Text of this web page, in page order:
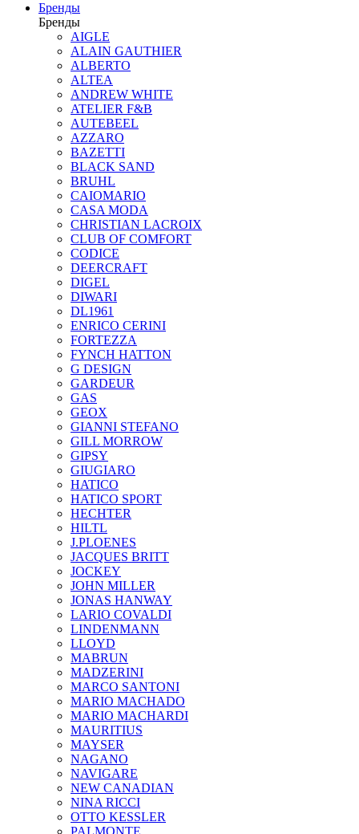
Бренды
Бренды
AIGLE
ALAIN GAUTHIER
ALBERTO
ALTEA
ANDREW WHITE
ATELIER F&B
AUTEBEEL
AZZARO
BAZETTI
BLACK SAND
BRUHL
CAIOMARIO
CASA MODA
CHRISTIAN LACROIX
CLUB OF COMFORT
CODICE
DEERCRAFT
DIGEL
DIWARI
DL1961
ENRICO CERINI
FORTEZZA
FYNCH HATTON
G DESIGN
GARDEUR
GAS
GEOX
GIANNI STEFANO
GILL MORROW
GIPSY
GIUGIARO
HATICO
HATICO SPORT
HECHTER
HILTL
J.PLOENES
JAСQUES BRITT
JOCKEY
JOHN MILLER
JONAS HANWAY
LARIO COVALDI
LINDENMANN
LLOYD
MABRUN
MADZERINI
MARCO SANTONI
MARIO MACHADO
MARIO MACHARDI
MAURITIUS
MAYSER
NAGANO
NAVIGARE
NEW CANADIAN
NINA RICCI
OTTO KESSLER